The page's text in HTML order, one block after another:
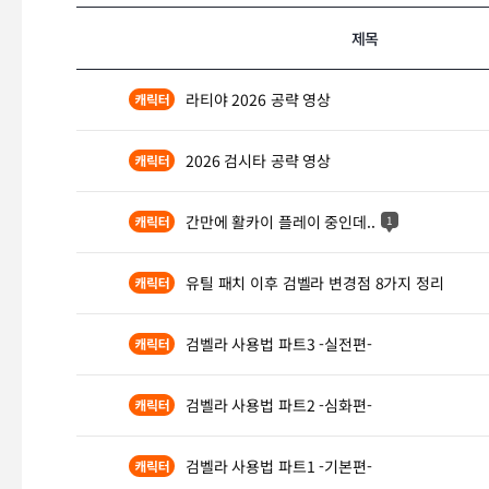
제목
라티야 2026 공략 영상
2026 검시타 공략 영상
간만에 활카이 플레이 중인데.. 1
유틸 패치 이후 검벨라 변경점 8가지 정리
검벨라 사용법 파트3 -실전편-
검벨라 사용법 파트2 -심화편-
검벨라 사용법 파트1 -기본편-